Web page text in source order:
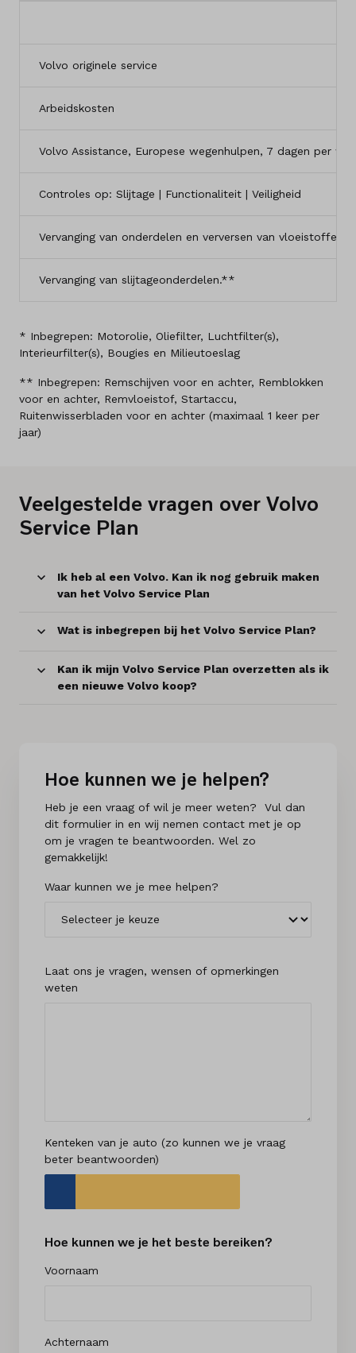
Volvo originele service
Arbeidskosten
Volvo Assistance, Europese wegenhulpen, 7 dagen per
Controles op: Slijtage | Functionaliteit | Veiligheid
Vervanging van onderdelen en verversen van vloeistoffen
Vervanging van slijtageonderdelen.**
* Inbegrepen: Motorolie, Oliefilter, Luchtfilter(s),
Interieurfilter(s), Bougies en Milieutoeslag
** Inbegrepen: Remschijven voor en achter, Remblokken
voor en achter, Remvloeistof, Startaccu,
Ruitenwisserbladen voor en achter (maximaal 1 keer per
jaar)
Veelgestelde vragen over Volvo
Service Plan
Ik heb al een Volvo. Kan ik nog gebruik maken
van het Volvo Service Plan
Wat is inbegrepen bij het Volvo Service Plan?
Kan ik mijn Volvo Service Plan overzetten als ik
een nieuwe Volvo koop?
Hoe kunnen we je helpen?
Heb je een vraag of wil je meer weten? Vul dan
dit formulier in en wij nemen contact met je op
om je vragen te beantwoorden. Wel zo
gemakkelijk!
Waar kunnen we je mee helpen?
Laat ons je vragen, wensen of opmerkingen
weten
Kenteken van je auto (zo kunnen we je vraag
beter beantwoorden)
Hoe kunnen we je het beste bereiken?
Voornaam
Achternaam